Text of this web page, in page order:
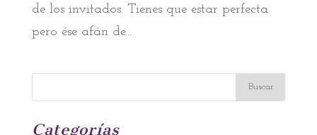
de los invitados. Tienes que estar perfecta
pero ése afán de...
Categorías